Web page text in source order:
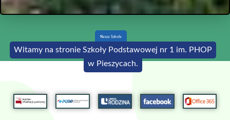
Nasza Szkoła
Witamy na stronie Szkoły Podstawowej nr 1 im. PHOP
w Pieszycach.